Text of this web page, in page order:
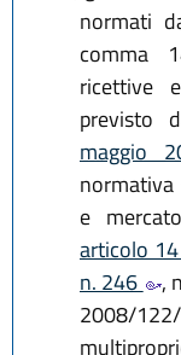
normati
comma
ricettive
previsto
maggio
e
articolo
n. 246
,
2008/